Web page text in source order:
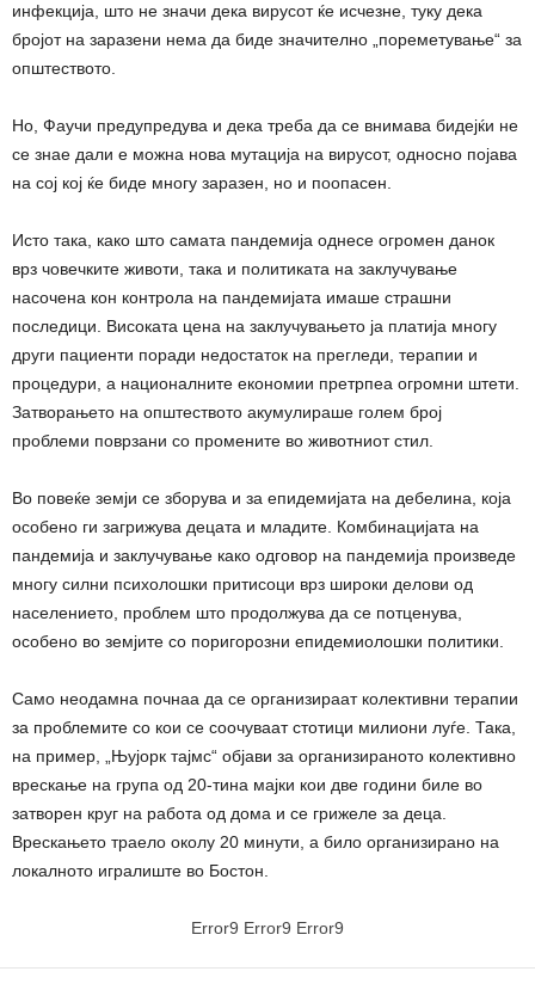
инфекција, што не значи дека вирусот ќе исчезне, туку дека
бројот на заразени нема да биде значително „пореметување“ за
општеството.
Но, Фаучи предупредува и дека треба да се внимава бидејќи не
се знае дали е можна нова мутација на вирусот, односно појава
на сој кој ќе биде многу заразен, но и поопасен.
Исто така, како што самата пандемија однесе огромен данок
врз човечките животи, така и политиката на заклучување
насочена кон контрола на пандемијата имаше страшни
последици. Високата цена на заклучувањето ја платија многу
други пациенти поради недостаток на прегледи, терапии и
процедури, а националните економии претрпеа огромни штети.
Затворањето на општеството акумулираше голем број
проблеми поврзани со промените во животниот стил.
Во повеќе земји се зборува и за епидемијата на дебелина, која
особено ги загрижува децата и младите. Комбинацијата на
пандемија и заклучување како одговор на пандемија произведе
многу силни психолошки притисоци врз широки делови од
населението, проблем што продолжува да се потценува,
особено во земјите со поригорозни епидемиолошки политики.
Само неодамна почнаа да се организираат колективни терапии
за проблемите со кои се соочуваат стотици милиони луѓе. Така,
на пример, „Њујорк тајмс“ објави за организираното колективно
врескање на група од 20-тина мајки кои две години биле во
затворен круг на работа од дома и се грижеле за деца.
Врескањето траело околу 20 минути, а било организирано на
локалното игралиште во Бостон.
Error9 Error9 Error9